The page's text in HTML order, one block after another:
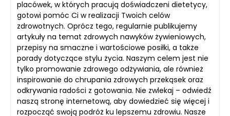
placówek, w których pracują doświadczeni dietetycy,
gotowi pomóc Ci w realizacji Twoich celów
zdrowotnych. Oprócz tego, regularnie publikujemy
artykuły na temat zdrowych nawyków żywieniowych,
przepisy na smaczne i wartościowe posiłki, a także
porady dotyczące stylu życia. Naszym celem jest nie
tylko promowanie zdrowego odżywiania, ale również
inspirowanie do chrupania zdrowych przekąsek oraz
odkrywania radości z gotowania. Nie zwlekaj – odwiedź
naszą stronę internetową, aby dowiedzieć się więcej i
rozpocząć swoją podróż ku lepszemu zdrowiu. Nasze